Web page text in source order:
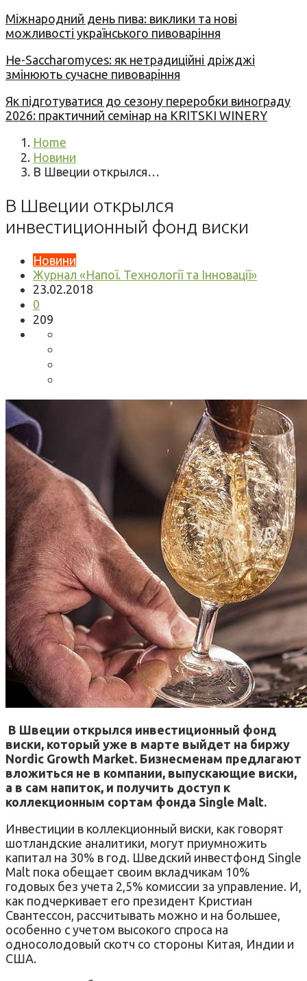
Міжнародний день пива: виклики та нові
можливості українського пивоваріння
Не-Saccharomyces: як нетрадиційні дріжджі
змінюють сучасне пивоваріння
Як підготуватися до сезону переробки винограду
2026: практичний семінар на KRITSKI WINERY
Home
Новини
В Швеции открылся…
В Швеции открылся
инвестиционный фонд виски
Новини
Журнал «Напої. Технології та Інновації»
23.02.2018
0
209
В Швеции открылся инвестиционный фонд
виски, который уже в марте выйдет на биржу
Nordic Growth Market. Бизнесменам предлагают
вложиться не в компании, выпускающие виски,
а в сам напиток, и получить доступ к
коллекционным сортам фонда Single Malt.
Инвестиции в коллекционный виски, как говорят
шотландские аналитики, могут приумножить
капитал на 30% в год. Шведский инвестфонд Single
Malt пока обещает своим вкладчикам 10%
годовых без учета 2,5% комиссии за управление. И,
как подчеркивает его президент Кристиан
Свантессон, рассчитывать можно и на большее,
особенно с учетом высокого спроса на
односолодовый скотч со стороны Китая, Индии и
США.